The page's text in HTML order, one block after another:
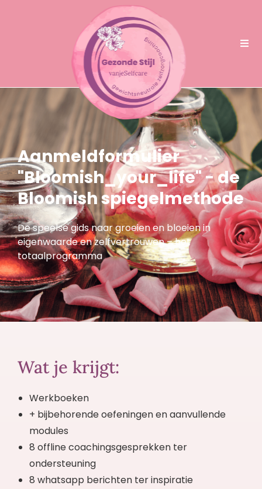
Aanmeldformulier
"Bloomish_your_life" - de
Bloomish spiegelmethode
De speelse gids naar groeien en bloeien in
eigenwaarde en zelfvertrouwen – het
totaalprogramma
Wat je krijgt:
Werkboeken
+ bijbehorende oefeningen en aanvullende
modules
8 offline coachingsgesprekken ter
ondersteuning
8 whatsapp berichten ter inspiratie